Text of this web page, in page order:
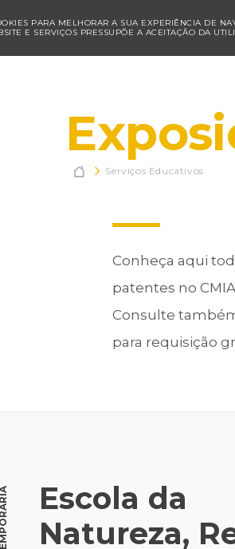
PARA MELHORAR A SUA EXPERIÊNCIA DE
E SERVIÇOS PRESSUPÕE A ACEITAÇÃO DA
 Serviços Educativos
Conheça aqui
patentes no
Consulte
para requisição
Escola da
Natureza,